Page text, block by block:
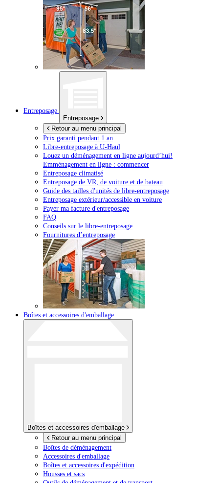
Entreposage
Entreposage
Retour au menu principal
Prix garanti pendant 1 an
Libre-entreposage à U-Haul
Louez un déménagement en ligne aujourd’hui!
Emménagement en ligne : commencer
Entreposage climatisé
Entreposage de VR, de voiture et de bateau
Guide des tailles d'unités de libre-entreposage
Entreposage extérieur/accessible en voiture
Payer ma facture d'entreposage
FAQ
Conseils sur le libre-entreposage
Fournitures d’entreposage
Boîtes et accessoires d'emballage
Boîtes et accessoires d'emballage
Retour au menu principal
Boîtes de déménagement
Accessoires d'emballage
Boîtes et accessoires d'expédition
Housses et sacs